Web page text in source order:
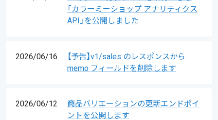
「カラーミーショップ アナリティクス
API」を公開しました
2026/06/16
【予告】v1/sales のレスポンスから
memo フィールドを削除します
2026/06/12
商品バリエーションの更新エンドポイ
ントを公開します